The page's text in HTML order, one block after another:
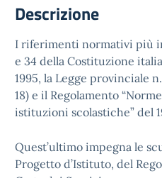
Descrizione
I riferimenti normativi più
e 34 della Costituzione
1995, la Legge provinciale
18) e il Regolamento
istituzioni scolastiche” del
Quest’ultimo impegna le
Progetto d’Istituto, del